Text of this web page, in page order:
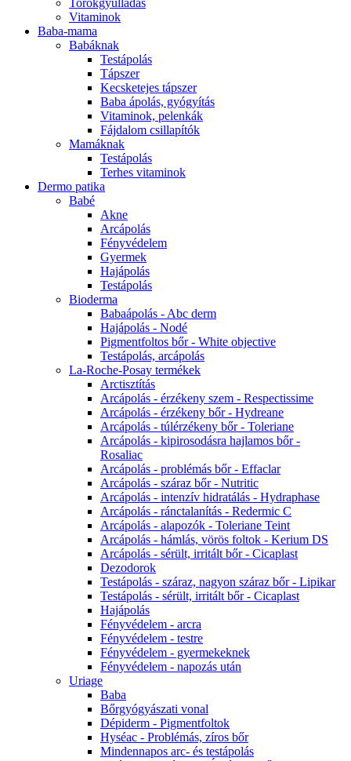
Torokgyulladás
Vitaminok
Baba-mama
Babáknak
Testápolás
Tápszer
Kecsketejes tápszer
Baba ápolás, gyógyítás
Vitaminok, pelenkák
Fájdalom csillapítók
Mamáknak
Testápolás
Terhes vitaminok
Dermo patika
Babé
Akne
Arcápolás
Fényvédelem
Gyermek
Hajápolás
Testápolás
Bioderma
Babaápolás - Abc derm
Hajápolás - Nodé
Pigmentfoltos bőr - White objective
Testápolás, arcápolás
La-Roche-Posay termékek
Arctisztítás
Arcápolás - érzékeny szem - Respectissime
Arcápolás - érzékeny bőr - Hydreane
Arcápolás - túlérzékeny bőr - Toleriane
Arcápolás - kipirosodásra hajlamos bőr -
Rosaliac
Arcápolás - problémás bőr - Effaclar
Arcápolás - száraz bőr - Nutritic
Arcápolás - intenzív hidratálás - Hydraphase
Arcápolás - ránctalanítás - Redermic C
Arcápolás - alapozók - Toleriane Teint
Arcápolás - hámlás, vörös foltok - Kerium DS
Arcápolás - sérült, irritált bőr - Cicaplast
Dezodorok
Testápolás - száraz, nagyon száraz bőr - Lipikar
Testápolás - sérült, irritált bőr - Cicaplast
Hajápolás
Fényvédelem - arcra
Fényvédelem - testre
Fényvédelem - gyermekeknek
Fényvédelem - napozás után
Uriage
Baba
Bőrgyógyászati vonal
Dépiderm - Pigmentfoltok
Hyséac - Problémás, zíros bőr
Mindennapos arc- és testápolás